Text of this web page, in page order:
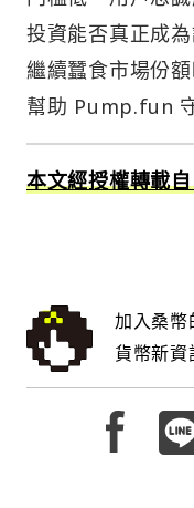
投資能否真正成
繼續蠶食市場份
幫助 Pump.fun
本文經授權轉載
加入桑幣
貨幣新資